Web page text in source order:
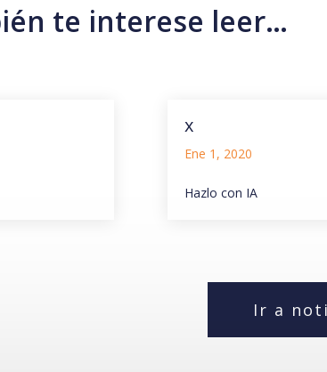
te interese leer…
x
Ene 1, 2020
Hazlo con IA
Ir a